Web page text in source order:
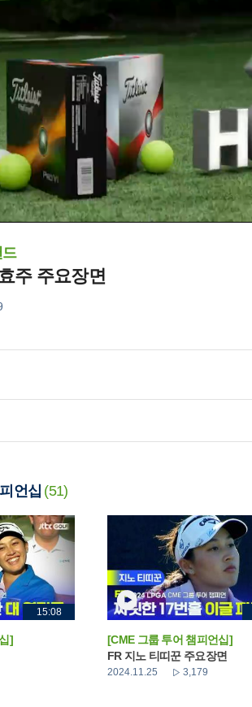
드
주 주요장면
언십 (51)
15:08
]
[CME 그룹 투어 챔피언십]
FR 지노 티띠꾼 주요장면
2024.11.25 3,179